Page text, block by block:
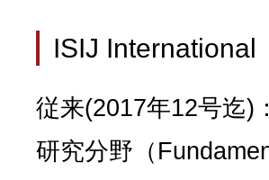
ISIJ International
従来(2017年12号迄)：
研究分野（